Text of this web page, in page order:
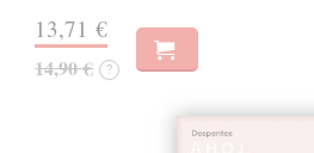
13,71 €
14,90 € ?